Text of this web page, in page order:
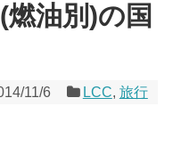
油別)の国
11/6 LCC, 旅行